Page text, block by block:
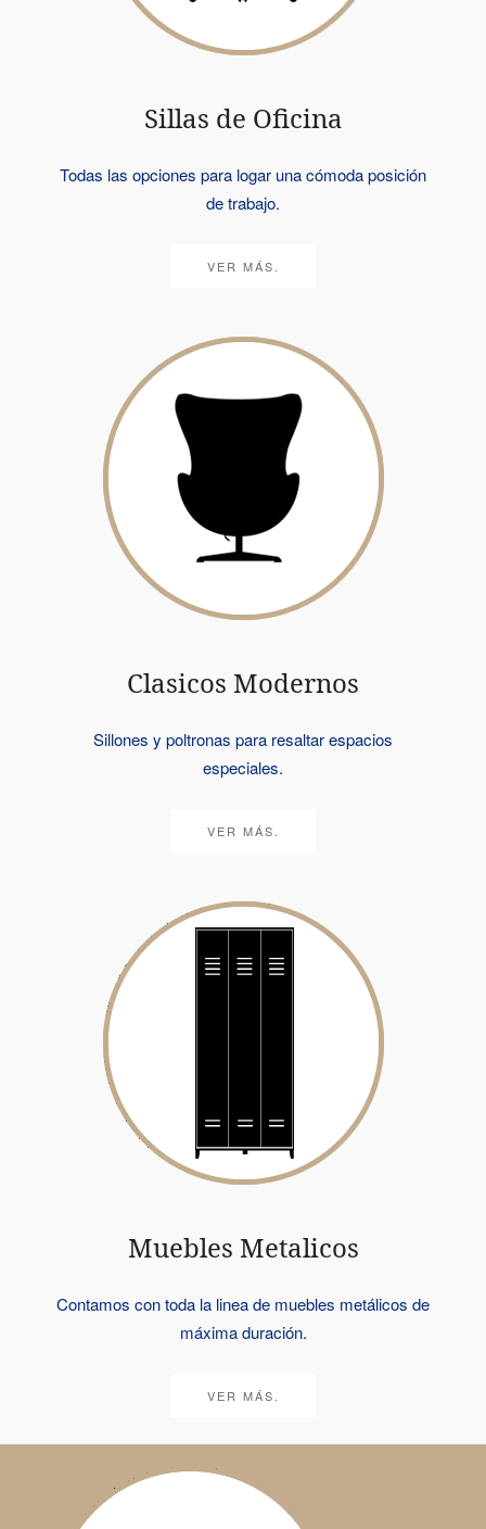
Sillas de Oficina
Todas las opciones para logar una cómoda posición
de trabajo.
VER MÁS.
Clasicos Modernos
Sillones y poltronas para resaltar espacios
especiales.
VER MÁS.
Muebles Metalicos
Contamos con toda la linea de muebles metálicos de
máxima duración.
VER MÁS.